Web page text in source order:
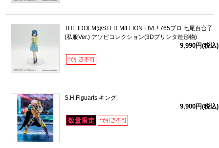
THE IDOLM@STER MILLION LIVE! 765プロ 七尾百合子
(私服Ver.) アソビコレクション(3Dプリンタ造形物)
9,990円(税込)
S.H.Figuarts キング
9,900円(税込)